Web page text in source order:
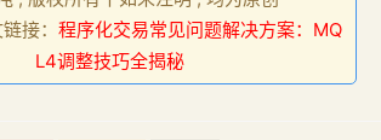
接： 程序化交易常见问题解决方案：MQ
L4调整技巧全揭秘